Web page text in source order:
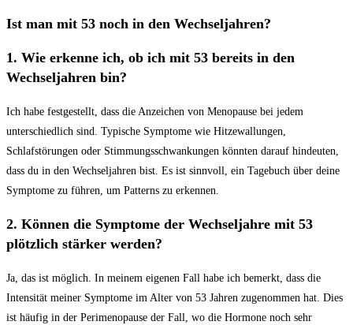
Ist man ​mit 53 noch in den Wechseljahren?
1. Wie erkenne ich, ob ich ​mit 53 bereits in den
Wechseljahren bin?
Ich habe festgestellt, dass die Anzeichen von Menopause bei jedem
unterschiedlich sind. Typische Symptome wie Hitzewallungen,
Schlafstörungen oder Stimmungsschwankungen könnten darauf‌ hindeuten,
dass du ‌in den Wechseljahren‌ bist. Es ist sinnvoll, ein‌ Tagebuch über deine
Symptome ⁤zu führen, um Patterns zu erkennen.
2. Können die Symptome⁤ der Wechseljahre mit 53
plötzlich stärker werden?
Ja, das ist möglich.⁣ In meinem eigenen Fall habe ich bemerkt, dass⁢ die
Intensität​ meiner Symptome im Alter von 53 Jahren zugenommen hat. Dies
⁤ist häufig in ‍der Perimenopause der Fall, wo die Hormone noch sehr